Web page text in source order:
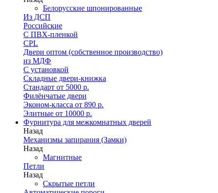
Белорусские шпонированные
Из ДСП
Российские
C ПВХ-пленкой
CPL
Двери оптом (собственное производство)
из МДФ
С установкой
Складные двери-книжка
Стандарт от 5000 р.
Филёнчатые двери
Эконом-класса от 890 р.
Элитные от 10000 р.
Фурнитура для межкомнатных дверей
Назад
Механизмы запирания (Замки)
Назад
Магнитные
Петли
Назад
Скрытые петли